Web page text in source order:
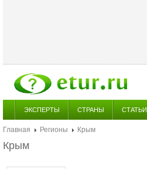
ЭКСПЕРТЫ СТРАНЫ СТАТЬИ
Главная Регионы
Крым
Крым